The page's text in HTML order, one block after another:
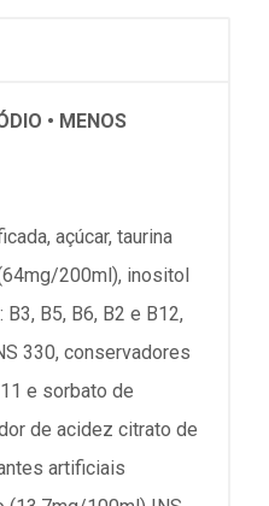
• MENOS
açúcar, taurina
200ml), inositol
B5, B6, B2 e B12,
330, conservadores
e sorbato de
de acidez citrato de
artificiais